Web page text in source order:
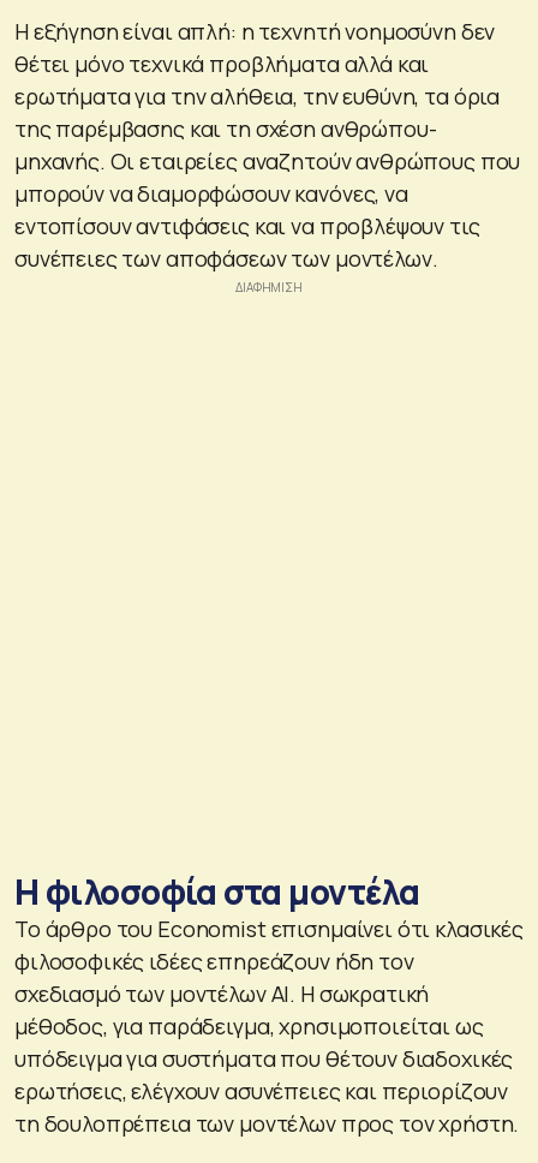
Η εξήγηση είναι απλή: η τεχνητή νοημοσύνη δεν
θέτει μόνο τεχνικά προβλήματα αλλά και
ερωτήματα για την αλήθεια, την ευθύνη, τα όρια
της παρέμβασης και τη σχέση ανθρώπου-
μηχανής. Οι εταιρείες αναζητούν ανθρώπους που
μπορούν να διαμορφώσουν κανόνες, να
εντοπίσουν αντιφάσεις και να προβλέψουν τις
συνέπειες των αποφάσεων των μοντέλων.
Η φιλοσοφία στα μοντέλα
Το άρθρο του Economist επισημαίνει ότι κλασικές
φιλοσοφικές ιδέες επηρεάζουν ήδη τον
σχεδιασμό των μοντέλων AI. Η σωκρατική
μέθοδος, για παράδειγμα, χρησιμοποιείται ως
υπόδειγμα για συστήματα που θέτουν διαδοχικές
ερωτήσεις, ελέγχουν ασυνέπειες και περιορίζουν
τη δουλοπρέπεια των μοντέλων προς τον χρήστη.